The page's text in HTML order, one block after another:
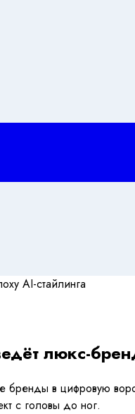
люкс-
бренды в цифровую
с головы до ног.